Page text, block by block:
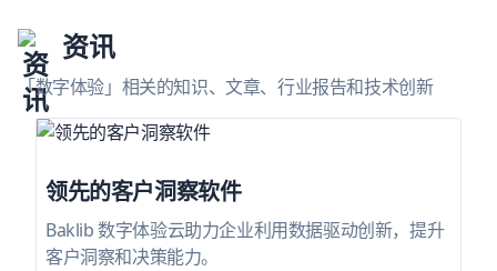
资讯
「数字体验」相关的知识、文章、行业报告和技术创新
领先的客户洞察软件
Baklib 数字体验云助力企业利用数据驱动创新，提升
客户洞察和决策能力。